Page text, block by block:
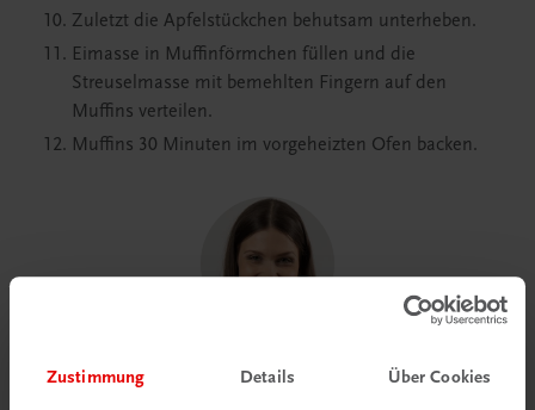
Zustimmung Details Über Cookies
Zuletzt die Apfelstückchen behutsam unterheben.
Eimasse in Muffinförmchen füllen und die
Streuselmasse mit bemehlten Fingern auf den
Muffins verteilen.
Muffins 30 Minuten im vorgeheizten Ofen backen.
Zur Dekoration einfach dünne Apfelscheiben